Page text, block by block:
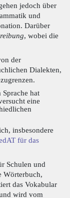
jedoch über
und
Darüber
, wobei die
der
Dialekten,
hat
eine
insbesondere
für das
Schulen und
Wörterbuch,
das Vokabular
wird vom